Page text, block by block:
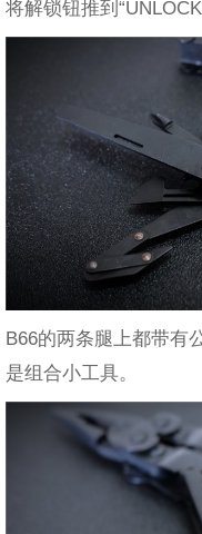
将解锁钮推到
B66的两条腿上都带有
是组合小工具。